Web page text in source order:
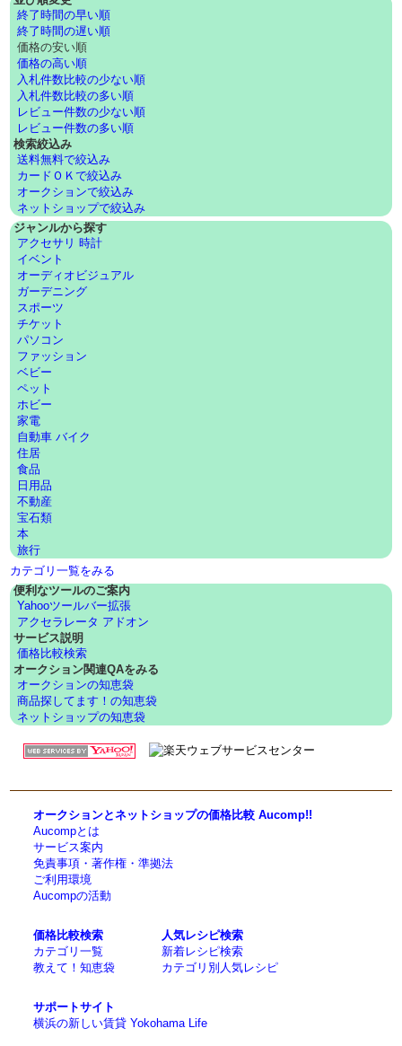
終了時間の早い順
終了時間の遅い順
価格の安い順
価格の高い順
入札件数比較の少ない順
入札件数比較の多い順
レビュー件数の少ない順
レビュー件数の多い順
検索絞込み
送料無料で絞込み
カードＯＫで絞込み
オークションで絞込み
ネットショップで絞込み
ジャンルから探す
アクセサリ 時計
イベント
オーディオビジュアル
ガーデニング
スポーツ
チケット
パソコン
ファッション
ベビー
ペット
ホビー
家電
自動車 バイク
住居
食品
日用品
不動産
宝石類
本
旅行
カテゴリ一覧をみる
便利なツールのご案内
Yahooツールバー拡張
アクセラレータ アドオン
サービス説明
価格比較検索
オークション関連QAをみる
オークションの知恵袋
商品探してます！の知恵袋
ネットショップの知恵袋
オークションとネットショップの価格比較 Aucomp!!
Aucompとは
サービス案内
免責事項・著作権・準拠法
ご利用環境
Aucompの活動
価格比較検索
カテゴリ一覧
教えて！知恵袋
人気レシピ検索
新着レシピ検索
カテゴリ別人気レシピ
サポートサイト
横浜の新しい賃貸 Yokohama Life